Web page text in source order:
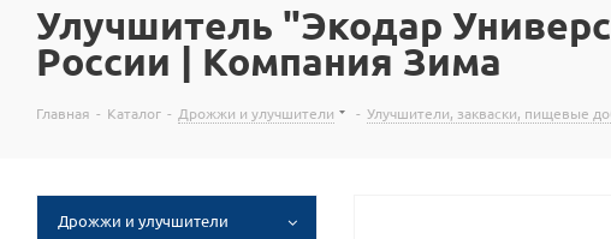
Улучшитель "Экодар
России | Компания Зима
Главная - Каталог - Дрожжи и улучшители - Улучшители, закваски, пищевые
Дрожжи и улучшители